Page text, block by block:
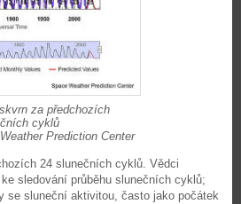
za předchozích
cyklů
Prediction Center
24 slunečních cyklů. Vědci
sledování průběhu slunečních cyklů;
se sluneční aktivitou, často jako počátek